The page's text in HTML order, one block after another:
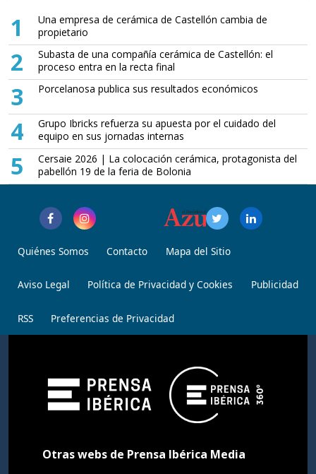
1
Una empresa de cerámica de Castellón cambia de
propietario
2
Subasta de una compañía cerámica de Castellón: el
proceso entra en la recta final
3 Porcelanosa publica sus resultados económicos
4
Grupo Ibricks refuerza su apuesta por el cuidado del
equipo en sus jornadas internas
5
Cersaie 2026 | La colocación cerámica, protagonista del
pabellón 19 de la feria de Bolonia
Quiénes Somos Contacto Mapa del Sitio
Aviso Legal Política de Privacidad y Cookies Publicidad
RSS Preferencias de Privacidad
Otras webs de Prensa Ibérica Media